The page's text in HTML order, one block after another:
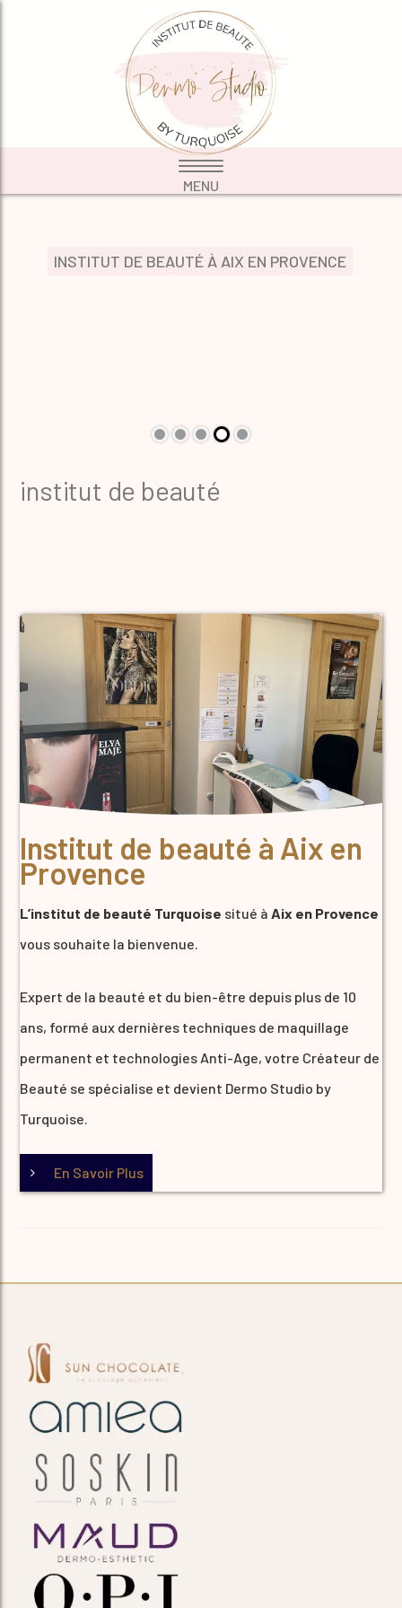
INSTITUT DE BEAUTÉ À AIX EN PROVENCE
institut de beauté
Institut de beauté à Aix en
Provence
L’institut de beauté Turquoise situé àAix en Provence
vous souhaite la bienvenue.
Expert de la beauté et du bien-être depuis plus de 10
ans, formé aux dernières techniques de maquillage
permanent et technologies Anti-Age, votre Créateur de
Beauté se spécialise et devient Dermo Studio by
Turquoise.
En Savoir Plus